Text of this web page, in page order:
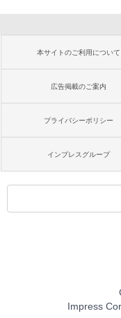
本サイトのご利用について
広告掲載のご案内
プライバシーポリシー
インプレスグループ
Impress